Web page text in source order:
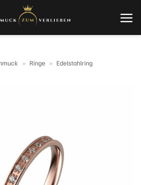
» Ringe » Edelstahlring